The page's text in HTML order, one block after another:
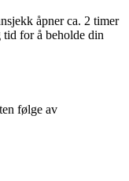
åpner ca. 2 timer
for å beholde din
følge av